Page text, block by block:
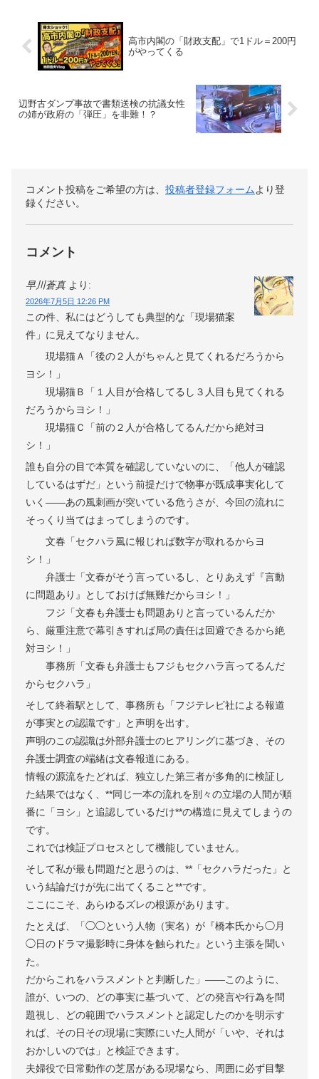
高市内閣の「財政支配」で1ドル＝200円
がやってくる
辺野古ダンプ事故で書類送検の抗議女性
の姉が政府の「弾圧」を非難！？
コメント投稿をご希望の方は、 投稿者登録フォームより登
録ください。
コメント
早川蒼真 より:
2026年7月5日 12:26 PM
この件、私にはどうしても典型的な「現場猫案
件」に見えてなりません。
現場猫Ａ「後の２人がちゃんと見てくれるだろうから
ヨシ！」
現場猫Ｂ「１人目が合格してるし３人目も見てくれる
だろうからヨシ！」
現場猫Ｃ「前の２人が合格してるんだから絶対ヨ
シ！」
誰も自分の目で本質を確認していないのに、「他人が確認
しているはずだ」という前提だけで物事が既成事実化して
いく——あの風刺画が突いている危うさが、今回の流れに
そっくり当てはまってしまうのです。
文春「セクハラ風に報じれば数字が取れるからヨ
シ！」
弁護士「文春がそう言っているし、とりあえず『言動
に問題あり』としておけば無難だからヨシ！」
フジ「文春も弁護士も問題ありと言っているんだか
ら、厳重注意で幕引きすれば局の責任は回避できるから絶
対ヨシ！」
事務所「文春も弁護士もフジもセクハラ言ってるんだ
からセクハラ」
そして終着駅として、事務所も「フジテレビ社による報道
が事実との認識です」と声明を出す。
声明のこの認識は外部弁護士のヒアリングに基づき、その
弁護士調査の端緒は文春報道にある。
情報の源流をたどれば、独立した第三者が多角的に検証し
た結果ではなく、**同じ一本の流れを別々の立場の人間が順
番に「ヨシ」と追認しているだけ**の構造に見えてしまうの
です。
これでは検証プロセスとして機能していません。
そして私が最も問題だと思うのは、**「セクハラだった」と
いう結論だけが先に出てくること**です。
ここにこそ、あらゆるズレの根源があります。
たとえば、「◯◯という人物（実名）が『橋本氏から◯月
◯日のドラマ撮影時に身体を触られた』という主張を聞い
た。
だからこれをハラスメントと判断した」——このように、
誰が、いつの、どの事実に基づいて、どの発言や行為を問
題視し、どの範囲でハラスメントと認定したのかを明示す
れば、その日その現場に実際にいた人間が「いや、それは
おかしいのでは」と検証できます。
夫婦役で日常動作の芝居がある現場なら、周囲に必ず目撃